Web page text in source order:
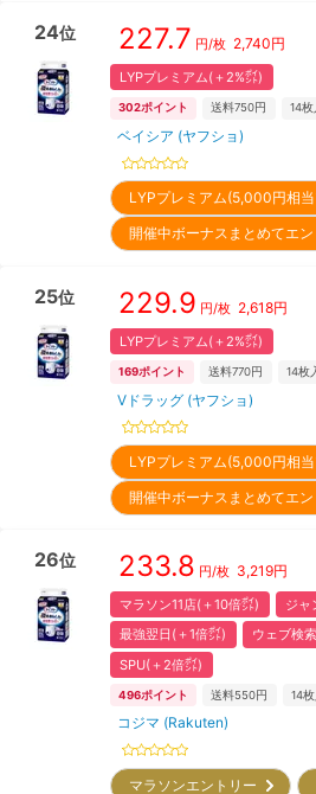
24位 227.7 円/枚 2,740円
LYPプレミアム(＋2%㌽)
302ポイント 送料750円 14枚
ベイシア (ヤフショ)
LYPプレミアム(5,000円相
開催中ボーナスまとめてエ
25位 229.9 円/枚 2,618円
LYPプレミアム(＋2%㌽)
169ポイント 送料770円 14枚
Vドラッグ (ヤフショ)
LYPプレミアム(5,000円相
開催中ボーナスまとめてエ
26位 233.8 円/枚 3,219円
マラソン11店(＋10倍㌽)
ジャ
最強翌日(＋1倍㌽)
ウェブ検
SPU(＋2倍㌽)
496ポイント 送料550円 14枚
コジマ (Rakuten)
マラソンエントリー